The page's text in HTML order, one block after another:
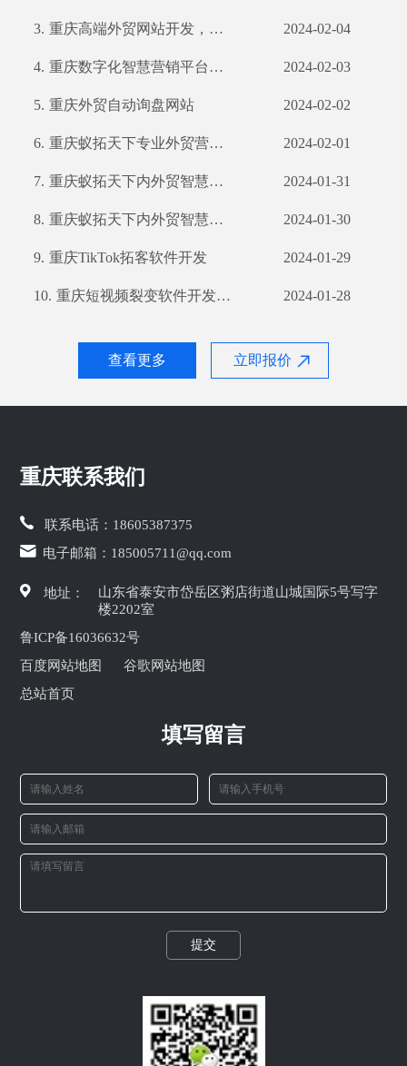
查看更多 立即报价
3. 重庆高端外贸网站开发，助力企业走向国际市场 2024-02-04
4. 重庆数字化智慧营销平台开发的重要性 2024-02-03
5. 重庆外贸自动询盘网站 2024-02-02
6. 重庆蚁拓天下专业外贸营销网站:打造全球化的网络营销服务 2024-02-01
7. 重庆蚁拓天下内外贸智慧营销网站 2024-01-31
8. 重庆蚁拓天下内外贸智慧营销软件：打造智能营销新时代 2024-01-30
9. 重庆TikTok拓客软件开发 2024-01-29
10. 重庆短视频裂变软件开发助力企业品牌构建 2024-01-28
重庆联系我们
联系电话： 18605387375
电子邮箱： 185005711@qq.com
地址：
山东省泰安市岱岳区粥店街道山城国际5号写字
楼2202室
鲁ICP备16036632号
百度网站地图
谷歌网站地图
总站首页
填写留言
提交